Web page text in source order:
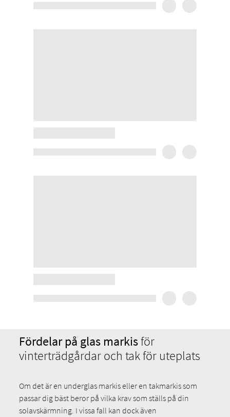
Fördelar på glas markisför
vinterträdgårdar och tak för uteplats
Om det är en underglas markis eller en takmarkis som
passar dig bäst beror på vilka krav som ställs på din
solavskärmning. I vissa fall kan dock även